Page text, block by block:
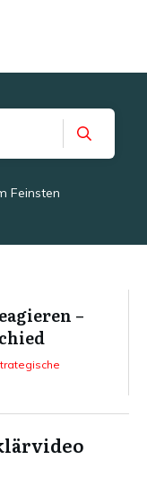
Feinsten
–